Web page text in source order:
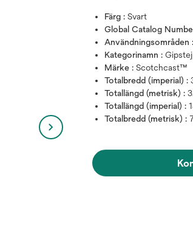
Färg :Svart
Global Catalog
Användningsområden :
Kategorinamn :
Märke :Scotchcast™
Totalbredd (imperial) :
Totallängd (metrisk) :
Totallängd (imperial) :
Totalbredd (metrisk) :